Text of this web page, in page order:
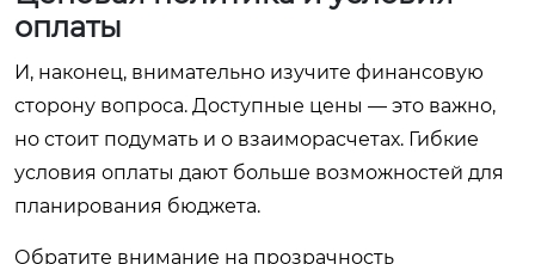
оплаты
И, наконец, внимательно изучите финансовую
сторону вопроса. Доступные цены — это важно,
но стоит подумать и о взаиморасчетах. Гибкие
условия оплаты дают больше возможностей для
планирования бюджета.
Обратите внимание на прозрачность